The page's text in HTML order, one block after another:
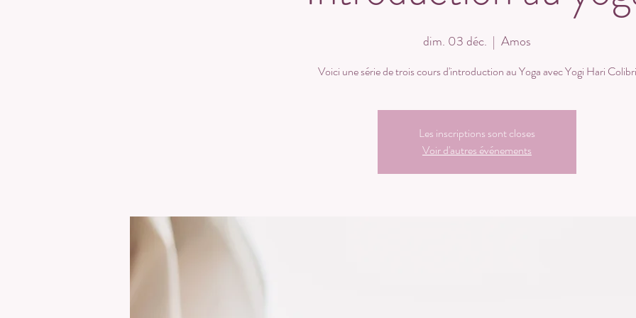
dim. 03 déc.
  |
Amos
Voici une série de trois cours d'introduction au Yoga avec Yogi Hari Colibri
Les inscriptions sont closes
Voir d'autres événements